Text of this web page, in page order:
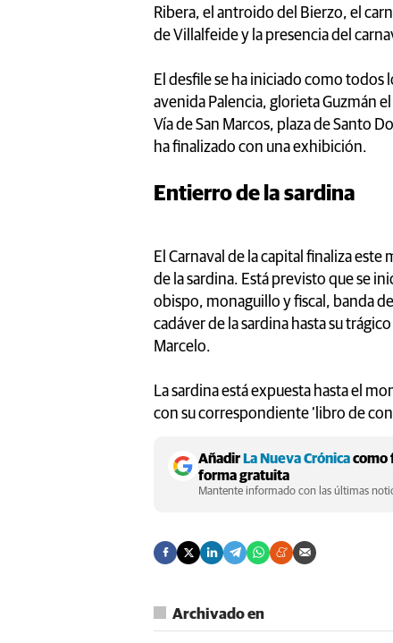
Ribera, el antroido del Bierzo, el
de Villalfeide y la presencia del
El desfile se ha iniciado como todos
avenida Palencia, glorieta Guzmán
Vía de San Marcos, plaza de Santo
ha finalizado con una exhibición.
Entierro de la sardina
El Carnaval de la capital finaliza
de la sardina. Está previsto que se
obispo, monaguillo y fiscal, banda
cadáver de la sardina hasta su
Marcelo.
La sardina está expuesta hasta el
con su correspondiente ‘libro de
AñadirLa Nueva Crónicacomo
forma gratuita
Mantente informado con las últimas
Archivado en